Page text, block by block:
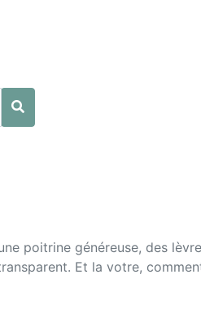
poitrine généreuse, des
Et la votre,